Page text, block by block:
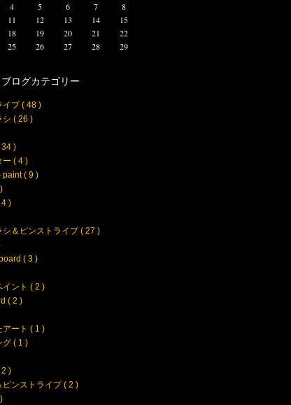
4 5 6 7
8
11 12 13 14
15
18 19 20 21
22
25 26 27 28
29
ブログカテゴリー
イプ ( 48 )
シ ( 26 )
34 )
ー ( 4 )
paint ( 9 )
)
シ＆ピンストライプ ( 27 )
( 3 )
イント ( 2 )
( 2 )
アート ( 1 )
グ ( 1 )
)
ピンストライプ ( 2 )